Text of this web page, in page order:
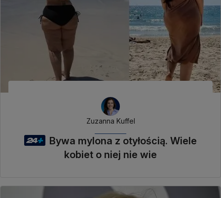
Zuzanna Kuffel
Bywa mylona z otyłością. Wiele
kobiet o niej nie wie